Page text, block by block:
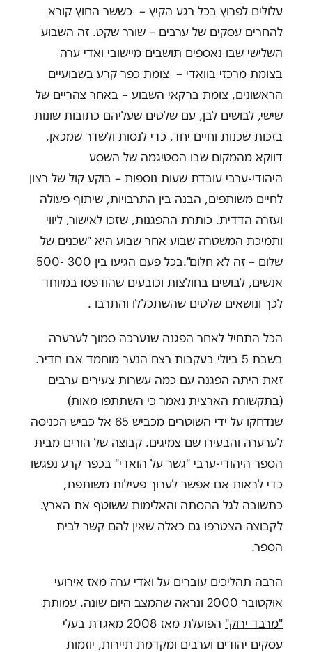
עלולים לפרוץ בכל רגע הקיץ – כששר החוץ קורא
להחרים עסקים של ערבים – שורר שקט. זה השבוע
השלישי שבו נאספים תושבים מיישובי ואדי ערה
בצומת מרכזי בוואדי – צומת כפר קרע בשבועיים
הראשונים, צומת ברקאי השבוע – באחר צהריים של
שישי, לבושים לבן, עם שלטים שעליהם כתובות שונות
בזכות שכנות וחיים יחד, כדי לנסות ולשדר שמכאן,
דווקא מהמקום שבו הסטיגמה של השסע
היהודי-ערבי עובדת שעות נוספות – בוקע קול של רצון
לחיים משותפים, הבנה בין התרבויות, שיתוף פעולה
ועזרה הדדית. כותרת ההפגנות, שזכו לאישור, ליווי
ותמיכת המשטרה שבוע אחר שבוע היא "שכנים של
שלום – זה לא חלום".בכל פעם הגיעו בין 300 -500
אנשים, לבושים בחולצות וכובעים שהודפסו במיוחד
לכך ונושאים שלטים שהשתכללו והתרבו .
הכל התחיל לאחר הפגנה שנערכה סמוך לערערה
בשבת 5 ביולי בעקבות רצח הנער מוחמד אבו חדיר.
זאת היתה הפגנה עם כמה עשרות צעירים ערבים
(בתקשורת הארצית נאמר כי השתתפו מאות)
שנדחקו על ידי השוטרים מכביש 65 אל כביש הכניסה
לערערה והבעירו שם צמיגים. קבוצה של הורים מבית
הספר היהודי-ערבי "גשר על הואדי" בכפר קרע נפגשו
כדי לראות אם אפשר לערוך פעילות משותפת,
כתשובה לגל ההסתה והאלימות ששוטף את הארץ.
לקבוצה הצטרפו גם כאלה שאין להם קשר לבית
הספר.
הרבה תהליכים עוברים על ואדי ערה מאז אירועי
אוקטובר 2000 ונראה שהמצב היום שונה. עמותת
"מרבד ירוק"
הפועלת מאז 2008 מאגדת בעלי
עסקים יהודים וערבים ומקדמת תיירות, יוזמות